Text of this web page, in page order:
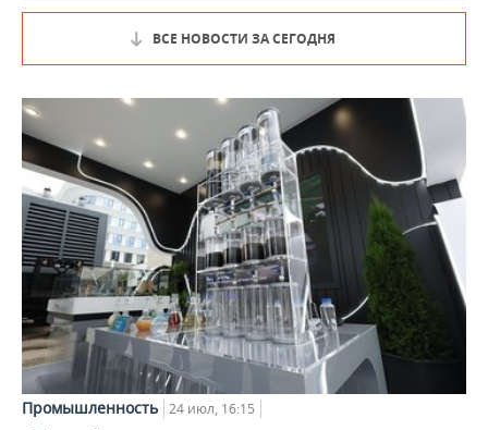
ВСЕ НОВОСТИ ЗА СЕГОДНЯ
Промышленность 24 июл, 16:15